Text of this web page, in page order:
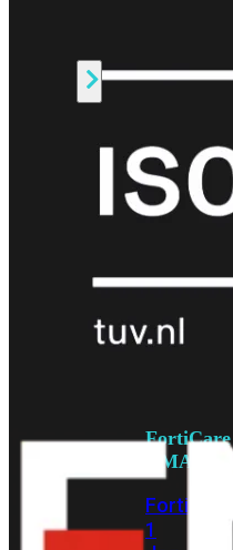
bekijken
FortiCare
FortiCare
Premium
Elite
FortiCare
RMA
FortiCare
1